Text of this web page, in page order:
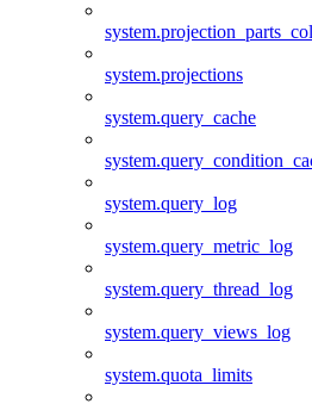
system.projections
system.query_cache
system.query_log
system.query_metric_log
system.query_thread_log
system.query_views_log
system.quota_limits